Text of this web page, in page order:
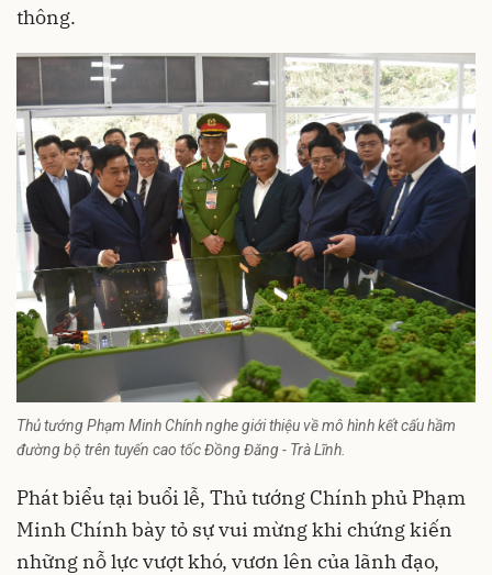
thông.
Thủ tướng Phạm Minh Chính nghe giới thiệu về mô hình kết cấu hầm
đường bộ trên tuyến cao tốc Đồng Đăng - Trà Lĩnh.
Phát biểu tại buổi lễ, Thủ tướng Chính phủ Phạm
Minh Chính bày tỏ sự vui mừng khi chứng kiến
những nỗ lực vượt khó, vươn lên của lãnh đạo,